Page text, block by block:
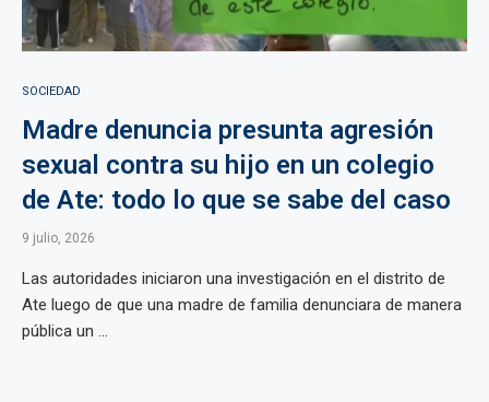
SOCIEDAD
Madre denuncia presunta agresión
sexual contra su hijo en un colegio
de Ate: todo lo que se sabe del caso
9 julio, 2026
Las autoridades iniciaron una investigación en el distrito de
Ate luego de que una madre de familia denunciara de manera
pública un ...